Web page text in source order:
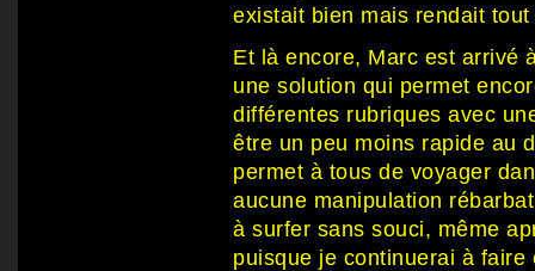
existait bien mais rendait
Et là encore, Marc est arrivé
une solution qui permet
différentes rubriques avec
être un peu moins rapide au
permet à tous de voyager
aucune manipulation
à surfer sans souci, même
puisque je continuerai à